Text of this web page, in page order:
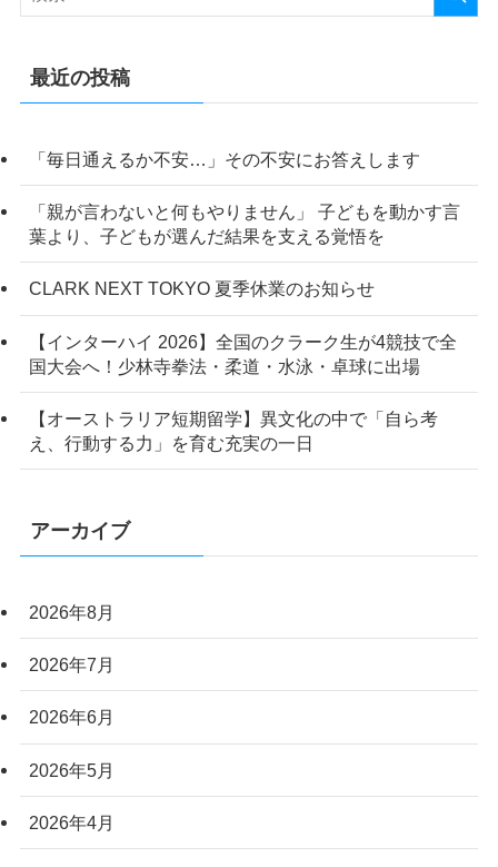
最近の投稿
「毎日通えるか不安…」その不安にお答えします
「親が言わないと何もやりません」 子どもを動かす言
葉より、子どもが選んだ結果を支える覚悟を
CLARK NEXT TOKYO 夏季休業のお知らせ
【インターハイ 2026】全国のクラーク生が4競技で全
国大会へ！少林寺拳法・柔道・水泳・卓球に出場
【オーストラリア短期留学】異文化の中で「自ら考
え、行動する力」を育む充実の一日
アーカイブ
2026年8月
2026年7月
2026年6月
2026年5月
2026年4月